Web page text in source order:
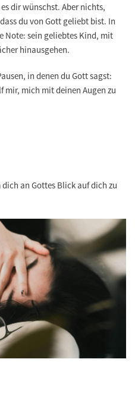
dir wünschst. Aber nichts,
du von Gott geliebt bist. In
Note: sein geliebtes Kind, mit
hinausgehen.
in denen du Gott sagst:
mir, mich mit deinen Augen zu
an Gottes Blick auf dich zu